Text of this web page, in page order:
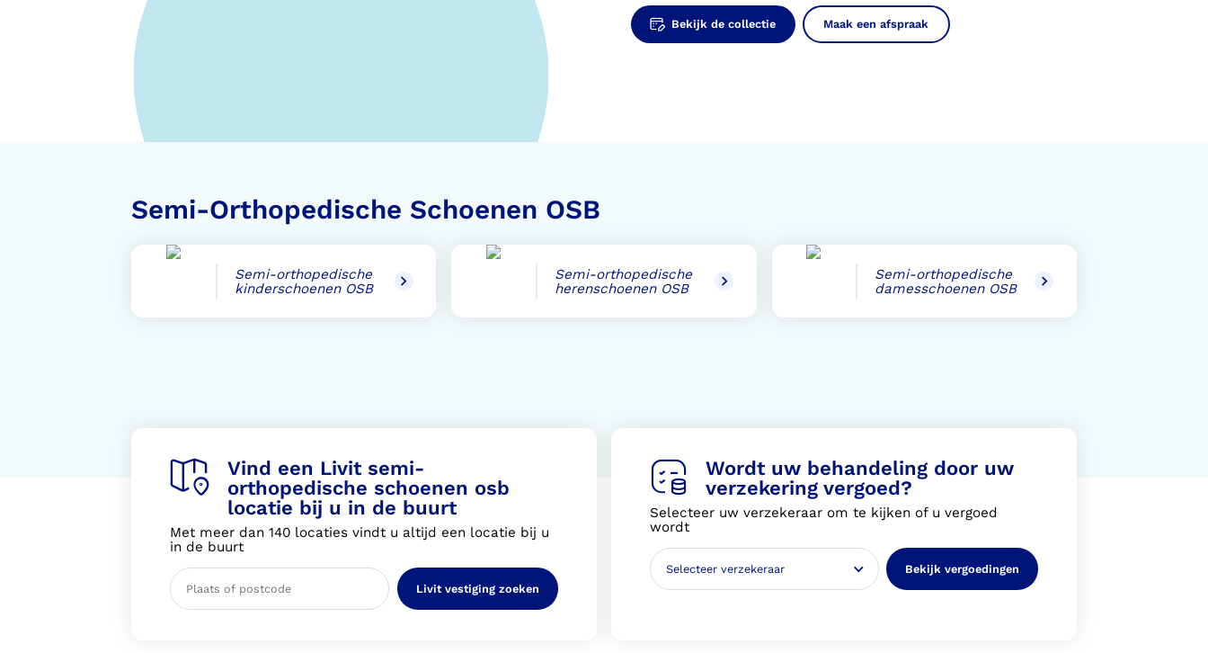
Bekijk de collectie Maak een afspraak
Semi-Orthopedische Schoenen OSB
Semi-orthopedische
kinderschoenen OSB
Semi-orthopedische
herenschoenen OSB
Semi-orthopedische
damesschoenen OSB
Vind een Livit semi-
orthopedische schoenen osb
locatie bij u in de buurt
Met meer dan 140 locaties vindt u altijd een locatie bij u
in de buurt
Livit vestiging zoeken
Wordt uw behandeling door uw
verzekering vergoed?
Selecteer uw verzekeraar om te kijken of u vergoed
wordt
Bekijk vergoedingen